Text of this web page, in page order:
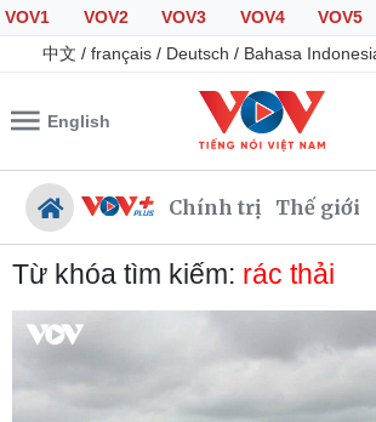
VOV1 VOV2 VOV3 VOV4 VOV5
中文 / français / Deutsch / Bahasa
English
Chính trị Thế giới
Chính trị
Đảng
Xã hội
Dự báo
Từ khóa tìm kiếm: rác thải